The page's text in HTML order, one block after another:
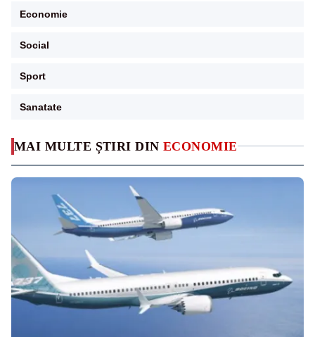
MAI MULTE ȘTIRI DIN ECONOMIE
Economie
Social
Sport
Sanatate